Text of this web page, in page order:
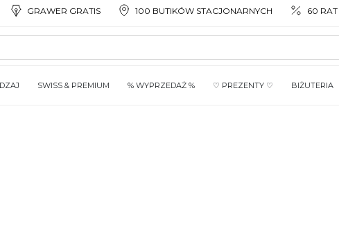
GRAWER GRATIS 100 BUTIKÓW STACJONARNYCH 60 RAT
SWISS & PREMIUM % WYPRZEDAŻ % ♡ PREZENTY ♡ BIŻUTERIA